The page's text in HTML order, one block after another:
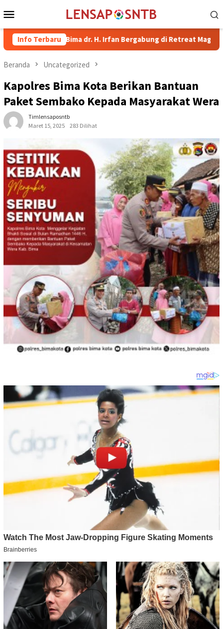
ke
Mobile
Info Terbaru
Bima dr. H. Irfan Bergabung di Retreat Magelang
Beranda Uncategorized
Kapolres Bima Kota Berikan Bantuan
Paket Sembako Kepada Masyarakat Wera
Timlensaposntb
Maret 15, 2025
283 Dilihat